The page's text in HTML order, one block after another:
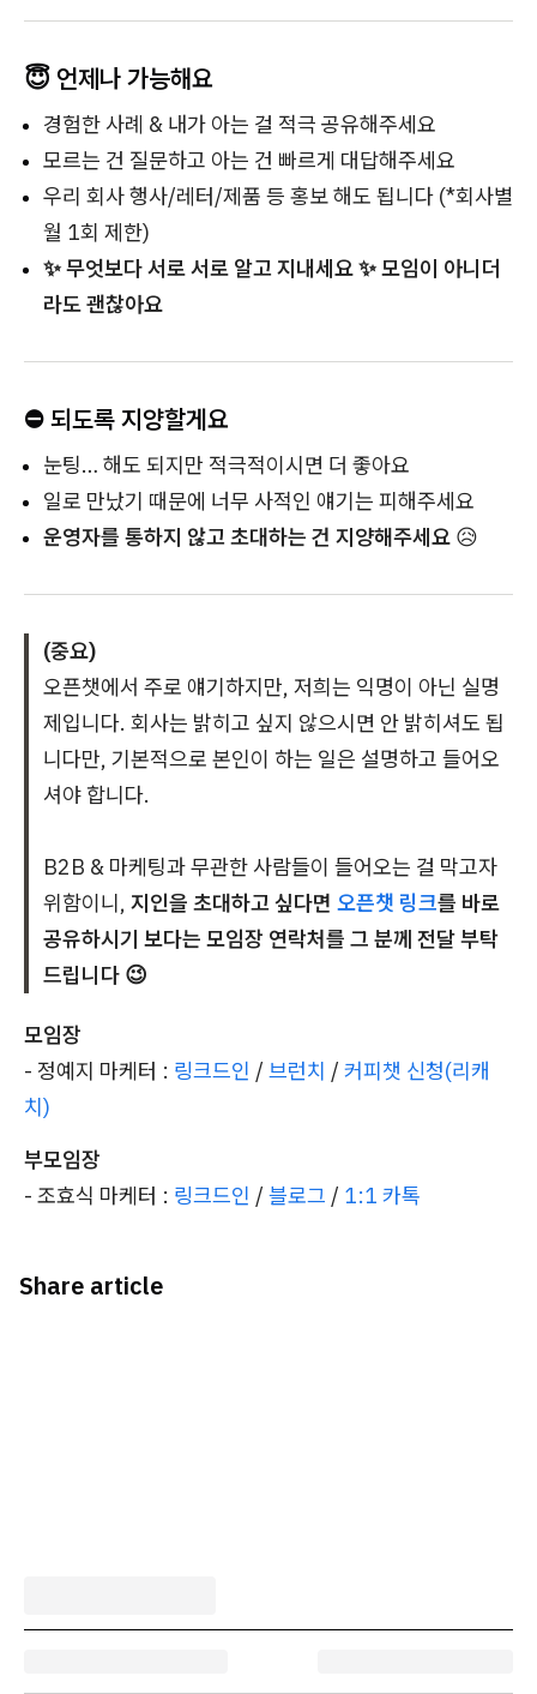
😇 언제나 가능해요
경험한 사례 & 내가 아는 걸 적극 공유해주세요
모르는 건 질문하고 아는 건 빠르게 대답해주세요
우리 회사 행사/레터/제품 등 홍보 해도 됩니다 (*회사별
월 1회 제한)
✨ 무엇보다 서로 서로 알고 지내세요 ✨ 모임이 아니더
라도 괜찮아요
⛔ 되도록 지양할게요
눈팅… 해도 되지만 적극적이시면 더 좋아요
일로 만났기 때문에 너무 사적인 얘기는 피해주세요
운영자를 통하지 않고 초대하는 건 지양해주세요 😥
(중요)
오픈챗에서 주로 얘기하지만, 저희는 익명이 아닌 실명
제입니다. 회사는 밝히고 싶지 않으시면 안 밝히셔도 됩
니다만, 기본적으로 본인이 하는 일은 설명하고 들어오
셔야 합니다.
B2B & 마케팅과 무관한 사람들이 들어오는 걸 막고자
위함이니, 지인을 초대하고 싶다면 오픈챗 링크를 바로
공유하시기 보다는 모임장 연락처를 그 분께 전달 부탁
드립니다 😉
모임장
- 정예지 마케터 : 링크드인 / 브런치 / 커피챗 신청(리캐
치)
부모임장
- 조효식 마케터 : 링크드인 / 블로그 / 1:1 카톡
Share article